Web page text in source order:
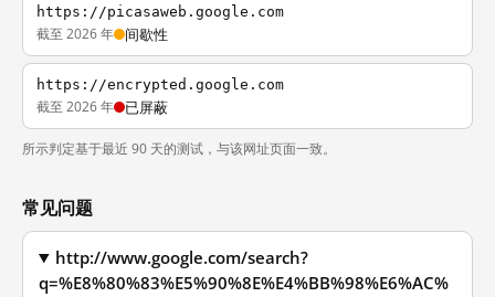
https://picasaweb.google.com
截至 2026 年 间歇性
https://encrypted.google.com
截至 2026 年 已屏蔽
所示判定基于最近 90 天的测试，与该网址页面一致。
常见问题
http://www.google.com/search?
q=%E8%80%83%E5%90%8E%E4%BB%98%E6%AC%